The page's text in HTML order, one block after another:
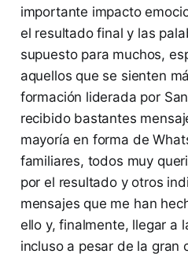
importante impacto
el resultado final y las
supuesto para muchos,
aquellos que se sienten
formación liderada por
recibido bastantes
mayoría en forma de
familiares, todos muy
por el resultado y otros
mensajes que me han
ello y, finalmente, llegar a
incluso a pesar de la gran